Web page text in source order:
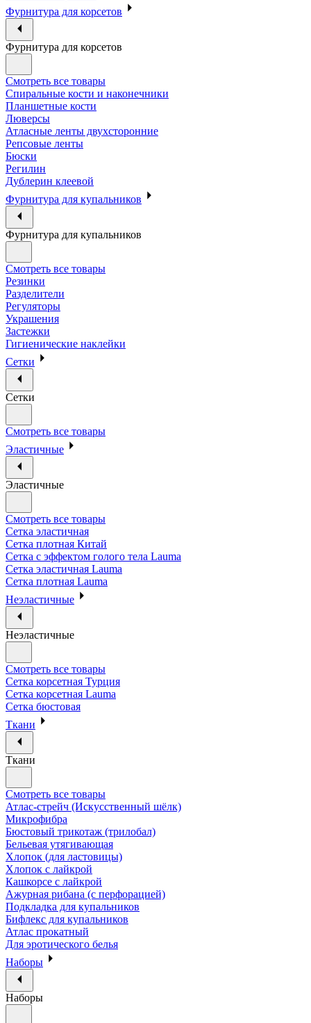
Фурнитура для корсетов
Фурнитура для корсетов
Смотреть все товары
Спиральные кости и наконечники
Планшетные кости
Люверсы
Атласные ленты двухсторонние
Репсовые ленты
Бюски
Регилин
Дублерин клеевой
Фурнитура для купальников
Фурнитура для купальников
Смотреть все товары
Резинки
Разделители
Регуляторы
Украшения
Застежки
Гигиенические наклейки
Сетки
Сетки
Смотреть все товары
Эластичные
Эластичные
Смотреть все товары
Сетка эластичная
Сетка плотная Китай
Сетка с эффектом голого тела Lauma
Сетка эластичная Lauma
Сетка плотная Lauma
Неэластичные
Неэластичные
Смотреть все товары
Сетка корсетная Турция
Сетка корсетная Lauma
Сетка бюстовая
Ткани
Ткани
Смотреть все товары
Атлас-стрейч (Искусственный шёлк)
Микрофибра
Бюстовый трикотаж (трилобал)
Бельевая утягивающая
Хлопок (для ластовицы)
Хлопок с лайкрой
Кашкорсе с лайкрой
Ажурная рибана (с перфорацией)
Подкладка для купальников
Бифлекс для купальников
Атлас прокатный
Для эротического белья
Наборы
Наборы